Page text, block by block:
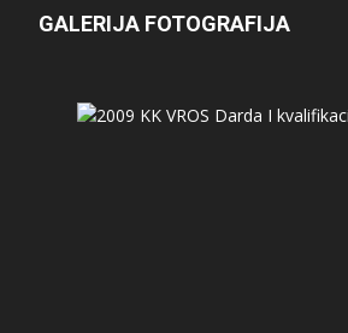
GALERIJA FOTOGRAFIJA